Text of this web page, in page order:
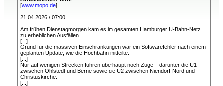
[www.mopo.de]
21.04.2026 / 07:00
Am frühen Dienstagmorgen kam es im gesamten Hamburger U-Bahn-Netz
zu erheblichen Ausfällen.
[...]
Grund für die massiven Einschränkungen war ein Softwarefehler nach einem
geplanten Update, wie die Hochbahn mitteilte.
[...]
Nur auf wenigen Strecken fuhren überhaupt noch Züge – darunter die U1
zwischen Ohlstedt und Berne sowie die U2 zwischen Niendorf-Nord und
Christuskirche.
[...]